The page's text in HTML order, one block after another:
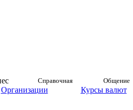
Справочная Общение
Организации Курсы валют